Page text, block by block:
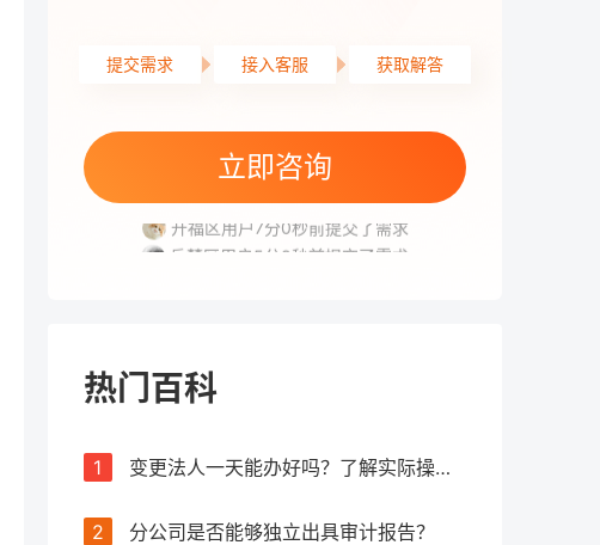
提交需求 接入客服 获取解答
立即咨询
开福区用户5分45秒前提交了需求
高新区用户5分20秒前提交了需求
开福区用户7分0秒前提交了需求
岳麓区用户5分8秒前提交了需求
热门百科
1 变更法人一天能办好吗？了解实际操作所需时间
2 分公司是否能够独立出具审计报告？